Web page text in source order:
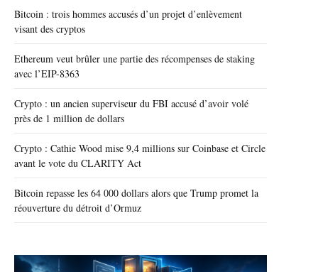
Bitcoin : trois hommes accusés d’un projet d’enlèvement
visant des cryptos
Ethereum veut brûler une partie des récompenses de staking
avec l’EIP-8363
Crypto : un ancien superviseur du FBI accusé d’avoir volé
près de 1 million de dollars
Crypto : Cathie Wood mise 9,4 millions sur Coinbase et Circle
avant le vote du CLARITY Act
Bitcoin repasse les 64 000 dollars alors que Trump promet la
réouverture du détroit d’Ormuz